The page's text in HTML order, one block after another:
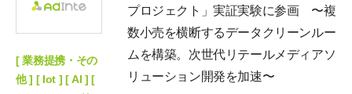
[ 業務提携・その
他 ] [ Iot ] [ AI ] [
プロジェクト」実証実験に参画 〜複
数小売を横断するデータクリーンルー
ムを構築。次世代リテールメディアソ
リューション開発を加速〜